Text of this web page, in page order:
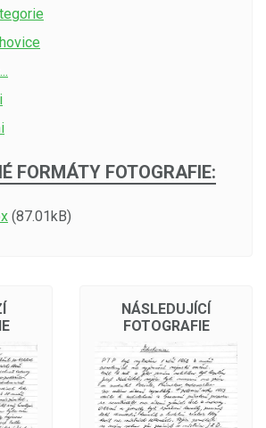
FORMÁTY FOTOGRAFIE:
(87.01kB)
NÁSLEDUJÍCÍ
FOTOGRAFIE